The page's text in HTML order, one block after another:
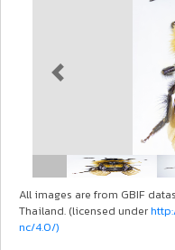
Previous
All images are from GBIF
Thailand. (licensed under
nc/4.0/)